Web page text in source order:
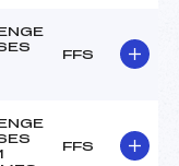
FFS
FFS